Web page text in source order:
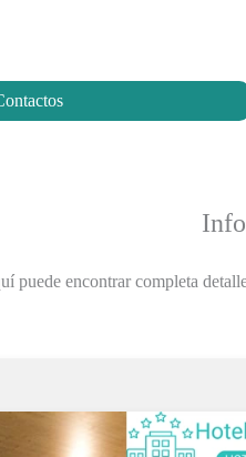
puede encontrar completa